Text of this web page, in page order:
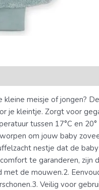
meisje of jongen?
je kleintje. Zorgt voor
tussen 17°C en
om jouw baby
nestje dat de
te garanderen,
de mouwen.2.
Veilig voor